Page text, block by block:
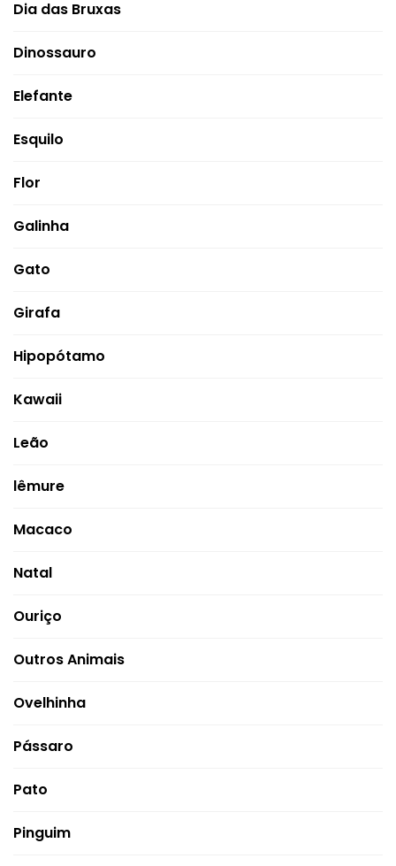
Dia das Bruxas
Dinossauro
Elefante
Esquilo
Flor
Galinha
Gato
Girafa
Hipopótamo
Kawaii
Leão
lêmure
Macaco
Natal
Ouriço
Outros Animais
Ovelhinha
Pássaro
Pato
Pinguim